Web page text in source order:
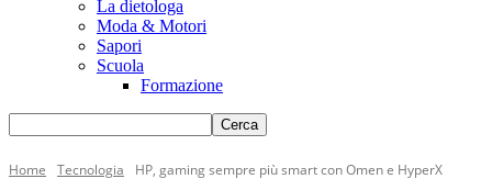
La dietologa
Moda & Motori
Sapori
Scuola
Formazione
Home Tecnologia HP, gaming sempre più smart con Omen e HyperX